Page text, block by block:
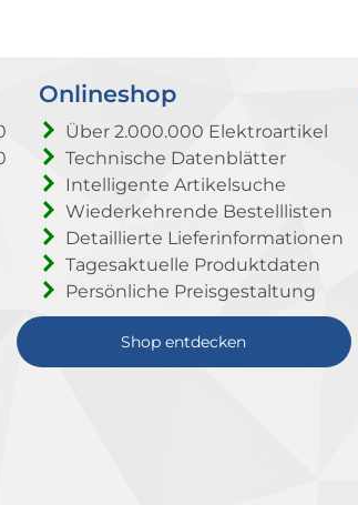
Onlineshop
Über 2.000.000 Elektroartikel
Technische Datenblätter
Intelligente Artikelsuche
Wiederkehrende Bestelllisten
Detaillierte Lieferinformationen
Tagesaktuelle Produktdaten
Persönliche Preisgestaltung
Shop entdecken